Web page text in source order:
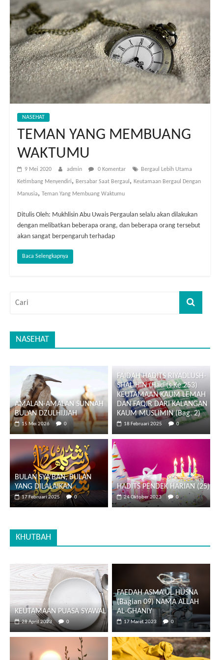
NASEHAT
TEMAN YANG MEMBUANG
WAKTUMU
9 Mei 2020 admin 0 Komentar Bergaul Lebih Utama
Ketimbang Menyendiri, Bersabar Saat Bergaul , Keutamaan Bergaul Dengan
Manusia, Teman Yang Membuang Waktumu
Ditulis Oleh: Mukhlisin Abu Uwais Pergaulan selalu akan dilakukan
dengan melibatkan beberapa orang, dan beberapa orang tersebut
akan sangat berpengaruh terhadap
Baca Selengkapnya
NASEHAT
AMALAN-AMALAN SUNNAH
BULAN DZULHIJJAH
15 Mei 2026 0
FAIDAH HADITS RIYADLUSH-
SHALIHIN (Hadits Ke 253)
KEUTAMAAN KAUM LEMAH
DAN FAQIR DARI KALANGAN
KAUM MUSLIMIN (Bag. 2)
18 Februari 2025 0
BULAN SYA’BAN, BULAN
YANG DILALAIKAN
17 Februari 2025 0
HADITS PENDEK HARIAN (25)
24 Oktober 2023 0
KHUTBAH
KEUTAMAAN PUASA SYAWAL
28 April 2023 0
FAEDAH ASMA’UL HUSNA
(Bagian 09) NAMA ALLAH
AL-GHANIY
17 Maret 2023 0